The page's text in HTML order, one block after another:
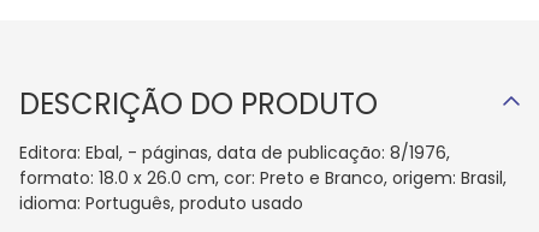
DESCRIÇÃO DO PRODUTO
Editora: Ebal, - páginas, data de publicação: 8/1976,
formato: 18.0 x 26.0 cm, cor: Preto e Branco, origem: Brasil,
idioma: Português, produto usado